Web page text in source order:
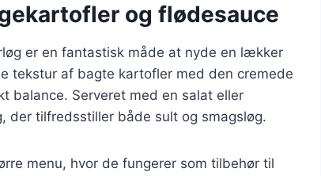
og flødesauce
er en fantastisk måde at nyde en lækker
tekstur af bagte kartofler med den cremede
balance. Serveret med en salat eller
der tilfredsstiller både sult og smagsløg.
menu, hvor de fungerer som tilbehør til